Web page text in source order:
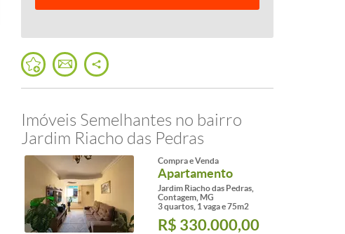
Imóveis Semelhantes no bairro
Jardim Riacho das Pedras
Compra e Venda
Apartamento
Jardim Riacho das Pedras,
Contagem, MG
3 quartos, 1 vaga e 75m2
R$ 330.000,00